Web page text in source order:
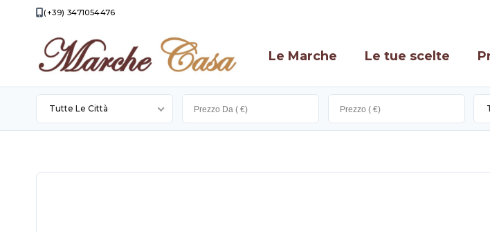
(+39) 3471054476
Le Marche Le tue scelte
Tutte Le Città
Apecchio
Appignano